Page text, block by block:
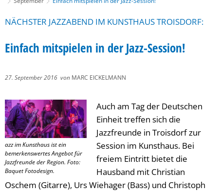
NÄCHSTER JAZZABEND IM KUNSTHAUS TROISDORF:
Einfach mitspielen in der Jazz-Session!
27. September 2016 von MARC EICKELMANN
azz im Kunsthaus ist ein
bemerkenswertes Angebot für
Jazzfreunde der Region. Foto:
Baquet Fotodesign.
Auch am Tag der Deutschen
Einheit treffen sich die
Jazzfreunde in Troisdorf zur
Session im Kunsthaus. Bei
freiem Eintritt bietet die
Hausband mit Christian
Oschem (Gitarre), Urs Wiehager (Bass) und Christoph